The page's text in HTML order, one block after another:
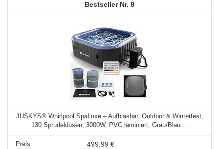
8
JUSKYS® Whirlpool SpaLuxe – Aufblasbar, Outdoor & Winterfest,
130 Sprudeldüsen, 3000W, PVC laminiert, Grau/Blau ...
499,99 €